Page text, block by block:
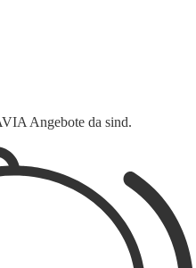
Angebote da sind.